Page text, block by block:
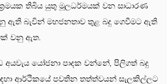
තිබිය යුතු මූලධර්මයක් වන සාධාරණ
ඇති බැවින් මහජනතාව තුළ බදු ගෙවීමට ඇති
වනු ඇත.
අයවැය යෝජනා පාදක වන්නේ, පිලිගත් බදු
ආර්ථිකයේ පවතින තත්ත්වයන් සැලකිල්ලට